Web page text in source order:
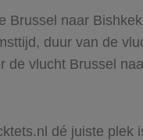
Brussel naar
duur van de
de vlucht Brussel
dé juiste plek